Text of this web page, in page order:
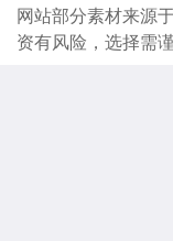
网站部分素材来源
资有风险，选择需谨